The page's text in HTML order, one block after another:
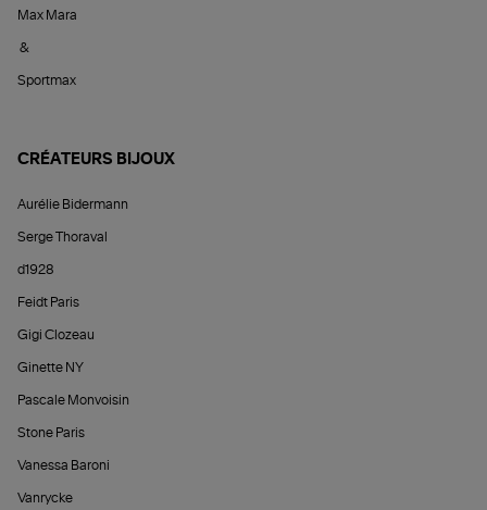
Max Mara
&
Sportmax
CRÉATEURS BIJOUX
Aurélie Bidermann
Serge Thoraval
d1928
Feidt Paris
Gigi Clozeau
Ginette NY
Pascale Monvoisin
Stone Paris
Vanessa Baroni
Vanrycke